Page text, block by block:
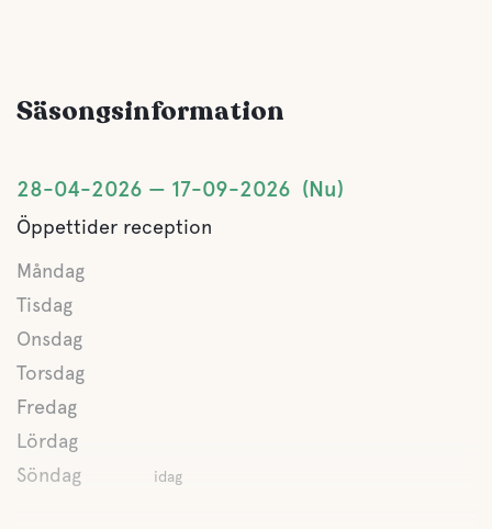
Vatten
Hav
Husdjursfaciliteter
Husdjursvänligt
Hunddusch
Säsongsinformation
28-04-2026 17-09-2026 Nu
Öppettider reception
Måndag
Tisdag
Onsdag
Torsdag
Fredag
Lördag
Söndag
idag